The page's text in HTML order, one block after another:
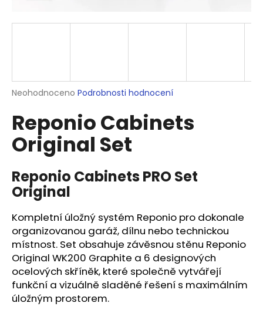
Průměrné
produktu
je
0,0
z
hvězdiček.
Neohodnoceno Podrobnosti hodnocení
Reponio Cabinets
Original Set
Reponio Cabinets PRO Set
Original
Kompletní úložný systém Reponio pro dokonale
organizovanou garáž, dílnu nebo technickou
místnost. Set obsahuje závěsnou stěnu Reponio
Original WK200 Graphite a 6 designových
ocelových skříněk, které společně vytvářejí
funkční a vizuálně sladěné řešení s maximálním
úložným prostorem.
j
?
HLEDAT
D
o
p
o
r
u
č
u
j
e